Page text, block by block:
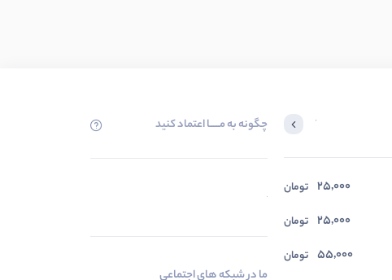
آخرین محصولاتی که بازدید کردید
25,000 تومان
25,000 تومان
55,000 تومان
چگونه به مــــــا اعتماد کنید
ما در شبکه های اجتماعی